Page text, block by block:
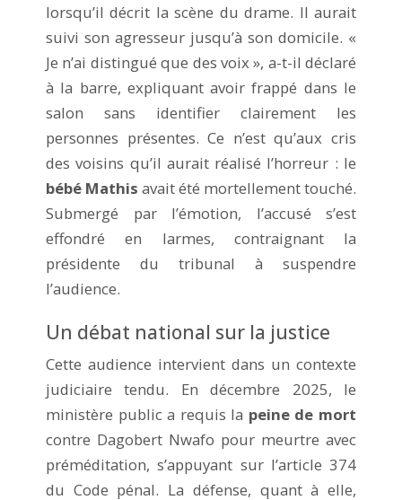
lorsqu’il décrit la scène du drame. Il aurait
suivi son agresseur jusqu’à son domicile. «
Je n’ai distingué que des voix », a-t-il déclaré
à la barre, expliquant avoir frappé dans le
salon sans identifier clairement les
personnes présentes. Ce n’est qu’aux cris
des voisins qu’il aurait réalisé l’horreur : le
bébé Mathis avait été mortellement touché.
Submergé par l’émotion, l’accusé s’est
effondré en larmes, contraignant la
présidente du tribunal à suspendre
l’audience.
Un débat national sur la justice
Cette audience intervient dans un contexte
judiciaire tendu. En décembre 2025, le
ministère public a requis la peine de mort
contre Dagobert Nwafo pour meurtre avec
préméditation, s’appuyant sur l’article 374
du Code pénal. La défense, quant à elle,